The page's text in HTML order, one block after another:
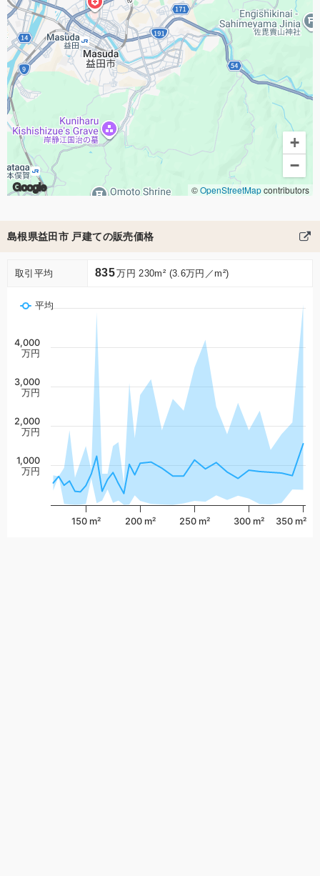
Google
+
−
©OpenStreetMapcontributors
島根県益田市 戸建ての販売価格
取引平均 835万円 230m² (3.6万円／m²)
平均
150 m² 200 m² 250 m² 300 m² 350 m²
1,000
万円
2,000
万円
3,000
万円
4,000
万円